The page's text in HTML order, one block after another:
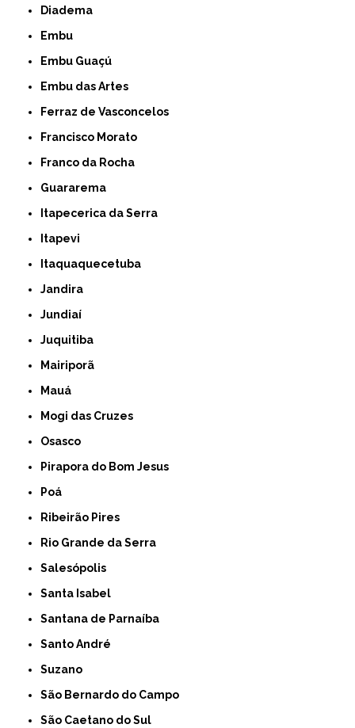
Diadema
Embu
Embu Guaçú
Embu das Artes
Ferraz de Vasconcelos
Francisco Morato
Franco da Rocha
Guararema
Itapecerica da Serra
Itapevi
Itaquaquecetuba
Jandira
Jundiaí
Juquitiba
Mairiporã
Mauá
Mogi das Cruzes
Osasco
Pirapora do Bom Jesus
Poá
Ribeirão Pires
Rio Grande da Serra
Salesópolis
Santa Isabel
Santana de Parnaíba
Santo André
Suzano
São Bernardo do Campo
São Caetano do Sul